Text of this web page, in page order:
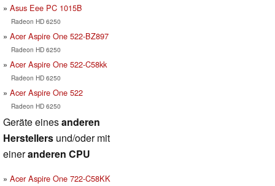
Asus Eee PC 1015B
Radeon HD 6250
Acer Aspire One 522-BZ897
Radeon HD 6250
Acer Aspire One 522-C58kk
Radeon HD 6250
Acer Aspire One 522
Radeon HD 6250
Geräte einesanderen
Herstellers und/oder mit
eineranderen CPU
Acer Aspire One 722-C58KK